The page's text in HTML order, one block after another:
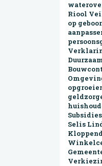
Riool
op
Selis